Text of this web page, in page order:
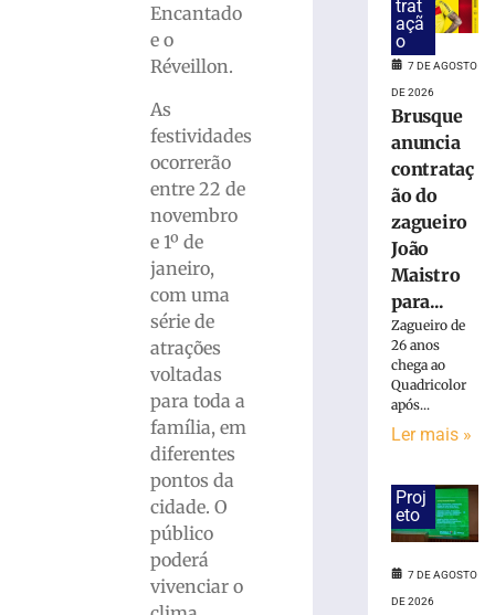
Encantado
e o
Réveillon.
As
festividades
ocorrerão
entre 22 de
novembro
e 1º de
janeiro,
com uma
série de
atrações
voltadas
para toda a
família, em
diferentes
pontos da
cidade. O
público
poderá
vivenciar o
Schlosser
horário
especial
neste
sábado
Brusque
altera
trânsito
trat
açã
o
7 DE AGOSTO
DE 2026
Brusque
anuncia
contrataç
ão do
zagueiro
João
Maistro
para...
Zagueiro de
26 anos
chega ao
Quadricolor
após...
Ler mais »
Proj
eto
7 DE AGOSTO
DE 2026